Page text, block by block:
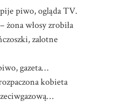
piwo, ogląda TV.
żona włosy zrobiła
zalotne
gazeta…
kobieta